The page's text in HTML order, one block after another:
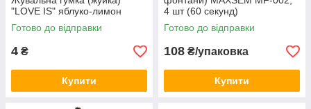
"LOVE IS" яблуко-лимон
Готово до відправки
4 ₴
Купити
4 шт (60 секунд)
Готово до відправки
108 ₴/упаковка
Купити